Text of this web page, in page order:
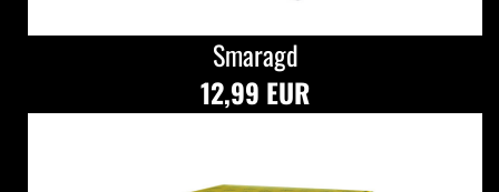
Smaragd
12,99 EUR